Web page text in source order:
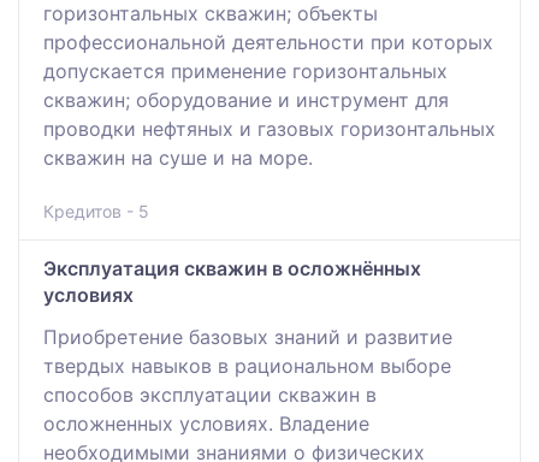
горизонтальных скважин; объекты
профессиональной деятельности при которых
допускается применение горизонтальных
скважин; оборудование и инструмент для
проводки нефтяных и газовых горизонтальных
скважин на суше и на море.
Кредитов - 5
Эксплуатация скважин в осложнённых
условиях
Приобретение базовых знаний и развитие
твердых навыков в рациональном выборе
способов эксплуатации скважин в
осложненных условиях. Владение
необходимыми знаниями о физических